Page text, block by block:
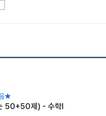
★
50+50제) - 수학l